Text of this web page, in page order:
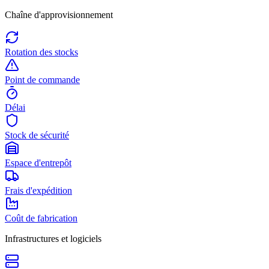
Chaîne d'approvisionnement
Rotation des stocks
Point de commande
Délai
Stock de sécurité
Espace d'entrepôt
Frais d'expédition
Coût de fabrication
Infrastructures et logiciels